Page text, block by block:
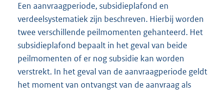
Een aanvraagperiode, subsidieplafond en
verdeelsystematiek zijn beschreven. Hierbij worden
twee verschillende peilmomenten gehanteerd. Het
subsidieplafond bepaalt in het geval van beide
peilmomenten of er nog subsidie kan worden
verstrekt. In het geval van de aanvraagperiode geldt
het moment van ontvangst van de aanvraag als